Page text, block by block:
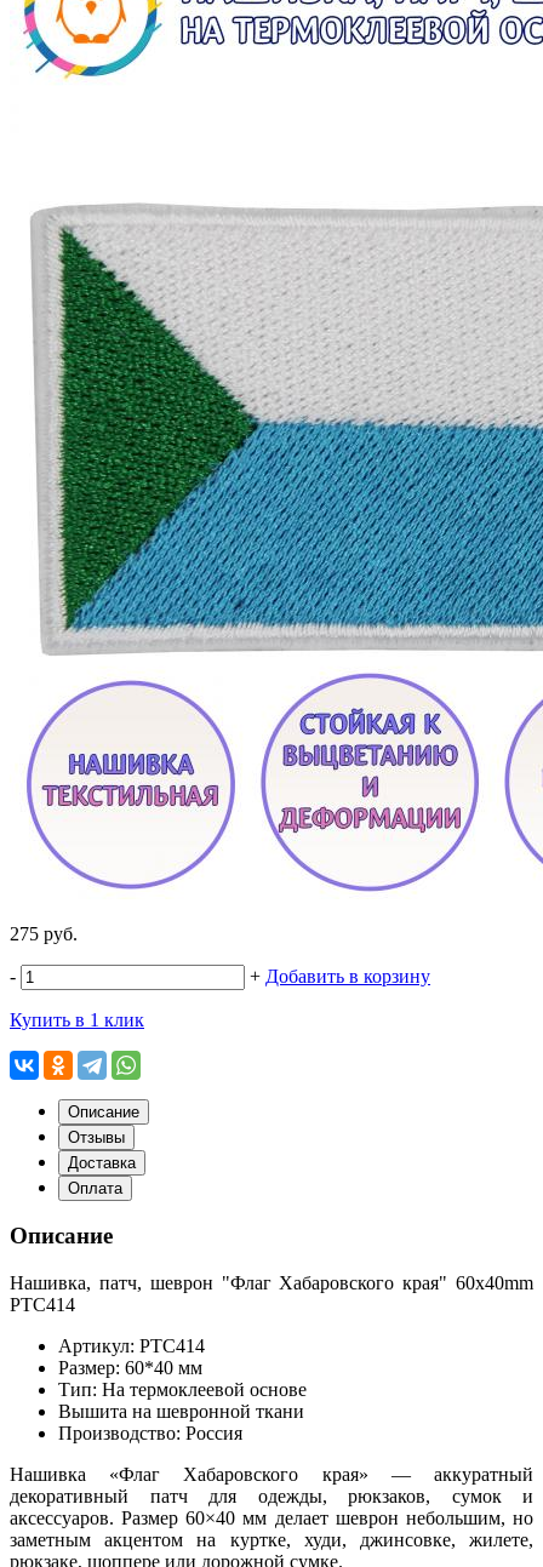
275 руб.
- + Добавить в корзину
Купить в 1 клик
Описание
Отзывы
Доставка
Оплата
Описание
Нашивка, патч, шеврон "Флаг Хабаровского края" 60x40mm
PTC414
Артикул: PTC414
Размер: 60*40 мм
Тип: На термоклеевой основе
Вышита на шевронной ткани
Производство: Россия
Нашивка «Флаг Хабаровского края» — аккуратный
декоративный патч для одежды, рюкзаков, сумок и
аксессуаров. Размер 60×40 мм делает шеврон небольшим, но
заметным акцентом на куртке, худи, джинсовке, жилете,
рюкзаке, шоппере или дорожной сумке.